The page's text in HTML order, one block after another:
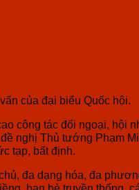
của đại biểu Quốc hội.
công tác đối ngoại, hội
nghị Thủ tướng Phạm
tạp, bất định.
đa dạng hóa, đa